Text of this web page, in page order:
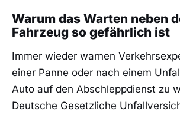
Warum das Warten neben
Fahrzeug so gefährlich ist
Immer wieder warnen
einer Panne oder nach einem
Auto auf den Abschleppdienst zu
Deutsche Gesetzliche